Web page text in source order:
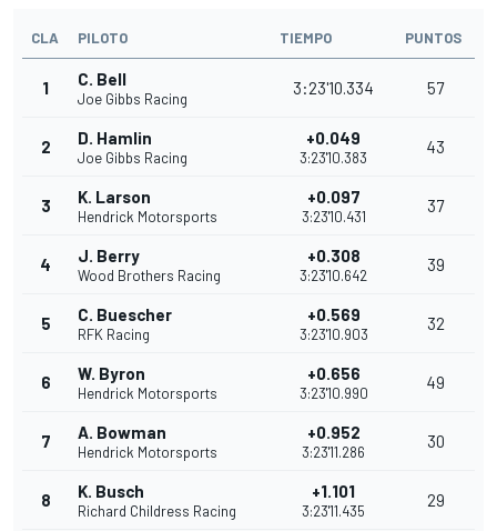
CLA PILOTO TIEMPO PUNTOS
1 C. Bell
Joe Gibbs Racing
3:23'10.334 57
2 D. Hamlin
Joe Gibbs Racing
+0.049
3:23'10.383
43
3 K. Larson
Hendrick Motorsports
+0.097
3:23'10.431
37
4 J. Berry
Wood Brothers Racing
+0.308
3:23'10.642
39
5 C. Buescher
RFK Racing
+0.569
3:23'10.903
32
6 W. Byron
Hendrick Motorsports
+0.656
3:23'10.990
49
7 A. Bowman
Hendrick Motorsports
+0.952
3:23'11.286
30
8 K. Busch
Richard Childress Racing
+1.101
3:23'11.435
29